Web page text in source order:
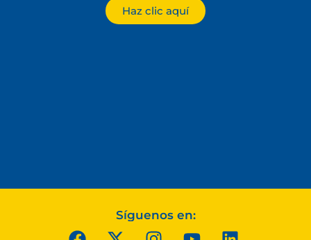
Haz clic aquí
Síguenos en: